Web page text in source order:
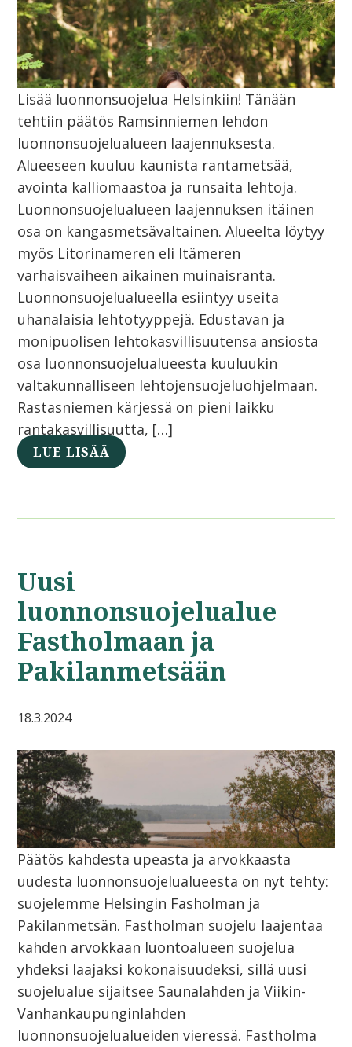
Lisää luonnonsuojelua Helsinkiin! Tänään
tehtiin päätös Ramsinniemen lehdon
luonnonsuojelualueen laajennuksesta.
Alueeseen kuuluu kaunista rantametsää,
avointa kalliomaastoa ja runsaita lehtoja.
Luonnonsuojelualueen laajennuksen itäinen
osa on kangasmetsävaltainen. Alueelta löytyy
myös Litorinameren eli Itämeren
varhaisvaiheen aikainen muinaisranta.
Luonnonsuojelualueella esiintyy useita
uhanalaisia lehtotyyppejä. Edustavan ja
monipuolisen lehtokasvillisuutensa ansiosta
osa luonnonsuojelualueesta kuuluukin
valtakunnalliseen lehtojensuojeluohjelmaan.
Rastasniemen kärjessä on pieni laikku
rantakasvillisuutta, […]
LUE LISÄÄ
Uusi
luonnonsuojelualue
Fastholmaan ja
Pakilanmetsään
18.3.2024
Päätös kahdesta upeasta ja arvokkaasta
uudesta luonnonsuojelualueesta on nyt tehty:
suojelemme Helsingin Fasholman ja
Pakilanmetsän. Fastholman suojelu laajentaa
kahden arvokkaan luontoalueen suojelua
yhdeksi laajaksi kokonaisuudeksi, sillä uusi
suojelualue sijaitsee Saunalahden ja Viikin-
Vanhankaupunginlahden
luonnonsuojelualueiden vieressä. Fastholma